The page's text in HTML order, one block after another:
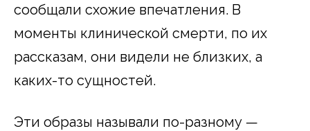
сообщали схожие впечатления. В
моменты клинической смерти, по их
рассказам, они видели не близких, а
каких-то сущностей.
Эти образы называли по-разному —